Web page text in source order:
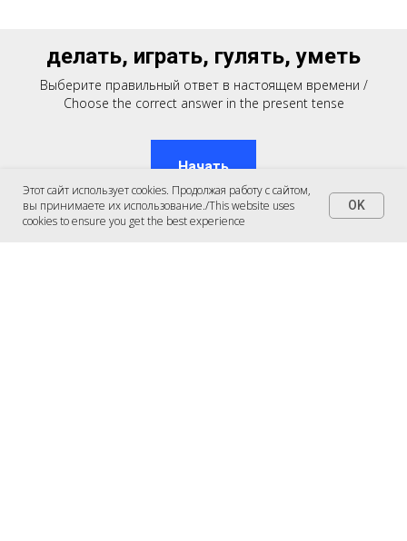
Этот сайт использует cookies. Продолжая работу с сайтом,
вы принимаете их использование./This website uses
cookies to ensure you get the best experience
OK
делать, играть, гулять, уметь
Выберите правильный ответ в настоящем времени /
Choose the correct answer in the present tense
Начать